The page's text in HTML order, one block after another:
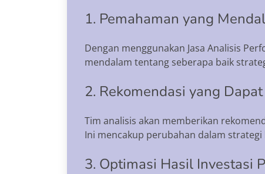
1. Pemahaman yang
Dengan menggunakan Jasa Analisis
mendalam tentang seberapa baik
2. Rekomendasi yang
Tim analisis akan memberikan
Ini mencakup perubahan dalam
3. Optimasi Hasil Investasi